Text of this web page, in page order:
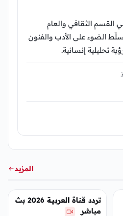
الثقافي والعام
الضوء على الأدب والفنون
تحليلية إنسانية.
المزيد
تريندات
تردد قناة العربية 2026 بث
مباشر